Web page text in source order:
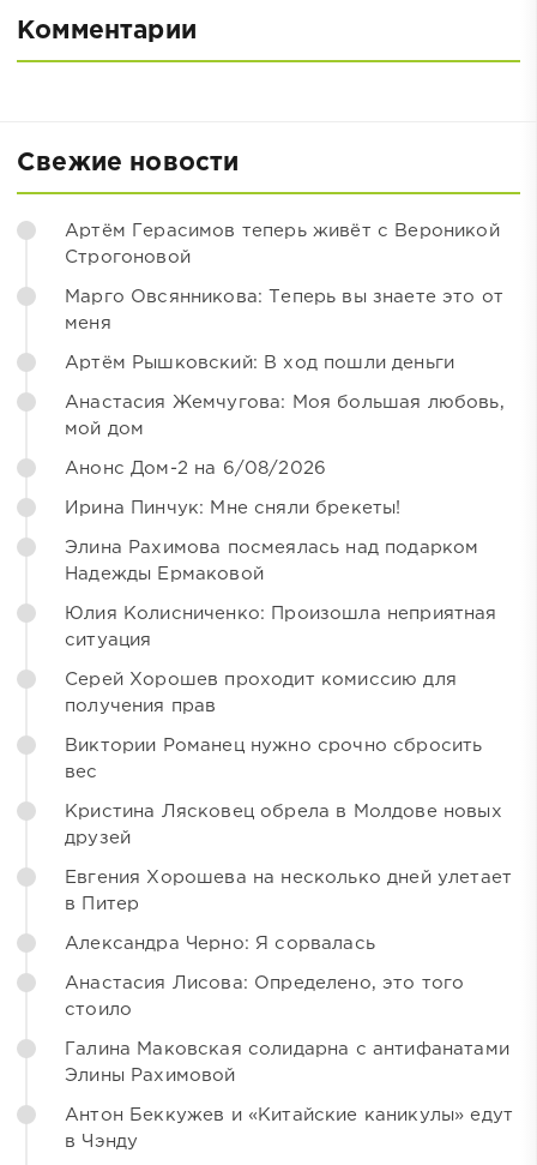
Комментарии
Свежие новости
Артём Герасимов теперь живёт с Вероникой
Строгоновой
Марго Овсянникова: Теперь вы знаете это от
меня
Артём Рышковский: В ход пошли деньги
Анастасия Жемчугова: Моя большая любовь,
мой дом
Анонс Дом-2 на 6/08/2026
Ирина Пинчук: Мне сняли брекеты!
Элина Рахимова посмеялась над подарком
Надежды Ермаковой
Юлия Колисниченко: Произошла неприятная
ситуация
Серей Хорошев проходит комиссию для
получения прав
Виктории Романец нужно срочно сбросить
вес
Кристина Лясковец обрела в Молдове новых
друзей
Евгения Хорошева на несколько дней улетает
в Питер
Александра Черно: Я сорвалась
Анастасия Лисова: Определено, это того
стоило
Галина Маковская солидарна с антифанатами
Элины Рахимовой
Антон Беккужев и «Китайские каникулы» едут
в Чэнду